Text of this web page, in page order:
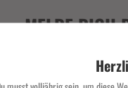
MELDE DICH
Verpasse keine